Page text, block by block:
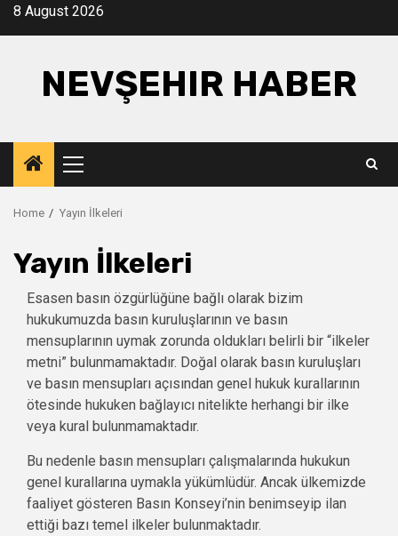
Skip8 August 2026
NEVŞEHIR HABER
Primary
Menu
Home Yayın İlkeleri
Yayın İlkeleri
Esasen basın özgürlüğüne bağlı olarak bizim
hukukumuzda basın kuruluşlarının ve basın
mensuplarının uymak zorunda oldukları belirli bir “ilkeler
metni” bulunmamaktadır. Doğal olarak basın kuruluşları
ve basın mensupları açısından genel hukuk kurallarının
ötesinde hukuken bağlayıcı nitelikte herhangi bir ilke
veya kural bulunmamaktadır.
Bu nedenle basın mensupları çalışmalarında hukukun
genel kurallarına uymakla yükümlüdür. Ancak ülkemizde
faaliyet gösteren Basın Konseyi’nin benimseyip ilan
ettiği bazı temel ilkeler bulunmaktadır.